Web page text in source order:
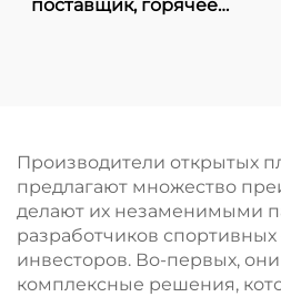
поставщик, горячее
площадка для падела
006
Производители открытых
предлагают множество
делают их незаменимыми
разработчиков спортивных
инвесторов. Во-первых,
комплексные решения,